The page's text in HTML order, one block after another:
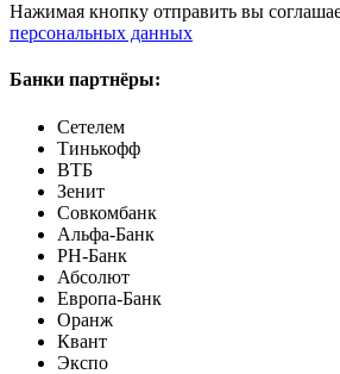
Нажимая кнопку отправить вы
персональных данных
Банки партнёры:
Сетелем
Тинькофф
ВТБ
Зенит
Совкомбанк
Альфа-Банк
РН-Банк
Абсолют
Европа-Банк
Оранж
Квант
Экспо